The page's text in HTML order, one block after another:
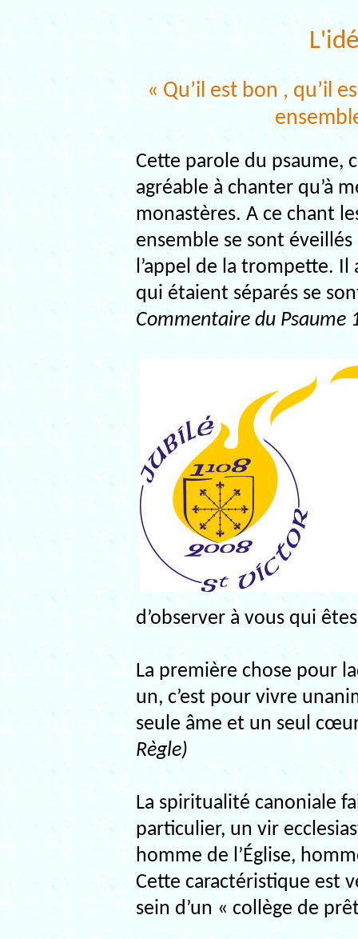
« Qu’il est bon , qu’il
Cette parole du psaume,
agréable à chanter qu’à
monastères. A ce chant
ensemble se sont
l’appel de la trompette.
qui étaient séparés se
Commentaire du Psaume
d’observer à vous qui
La première chose pour
un, c’est pour vivre
seule âme et un seul
Règle)
La spiritualité canoniale
particulier, un vir
homme de l’Église,
Cette caractéristique est
sein d’un « collège de